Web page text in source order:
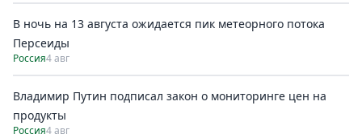
В ночь на 13 августа ожидается пик метеорного потока
Персеиды
Россия4 авг
Владимир Путин подписал закон о мониторинге цен на
продукты
Россия4 авг